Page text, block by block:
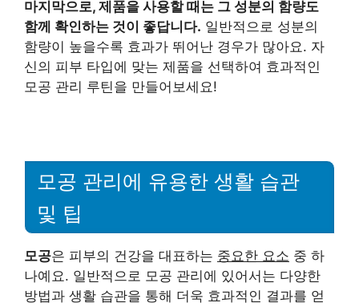
마지막으로, 제품을 사용할 때는 그 성분의 함량도
함께 확인하는 것이 좋답니다. 일반적으로 성분의
함량이 높을수록 효과가 뛰어난 경우가 많아요. 자
신의 피부 타입에 맞는 제품을 선택하여 효과적인
모공 관리 루틴을 만들어보세요!
모공 관리에 유용한 생활 습관
및 팁
모공은 피부의 건강을 대표하는 중요한 요소 중 하
나예요. 일반적으로 모공 관리에 있어서는 다양한
방법과 생활 습관을 통해 더욱 효과적인 결과를 얻